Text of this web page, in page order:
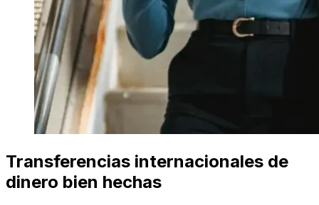
Transferencias internacionales de
dinero bien hechas